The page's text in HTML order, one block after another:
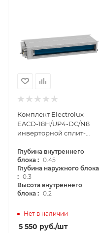
Комплект Electrolux
EACD-18H/UP4-DC/N8
инверторной сплит-
типа
Глубина внутреннего
блока : 0.45
Глубина наружного блока
: 0.3
Высота внутреннего
блока : 0.2
Нет в наличии
5 550 руб./шт